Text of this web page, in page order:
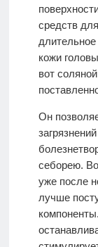
средств
кожи
вот
Он
себорею.
уже после
лучше